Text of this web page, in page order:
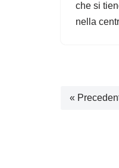
che si
nella
«